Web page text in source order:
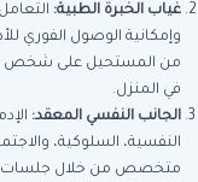
غياب الخبرة الطبية:
وإمكانية الوصول الفوري
من المستحيل على شخص
في المنزل.
الجانب النفسي المعقد:
النفسية، السلوكية،
متخصص من خلال